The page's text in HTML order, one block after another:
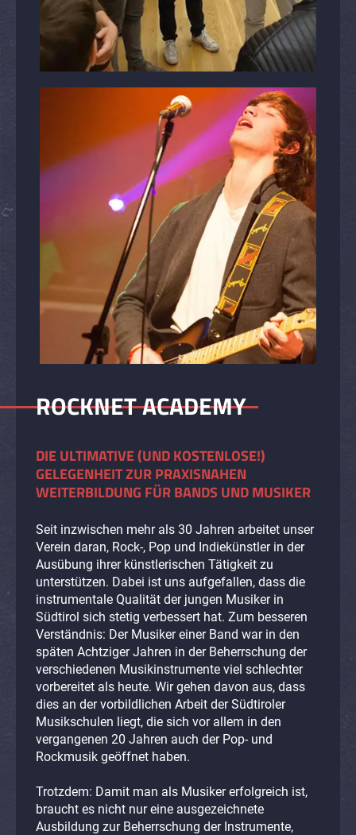
ROCKNET ACADEMY
DIE ULTIMATIVE (UND KOSTENLOSE!)
GELEGENHEIT ZUR PRAXISNAHEN
WEITERBILDUNG FÜR BANDS UND MUSIKER
Seit inzwischen mehr als 30 Jahren arbeitet unser
Verein daran, Rock-, Pop und Indiekünstler in der
Ausübung ihrer künstlerischen Tätigkeit zu
unterstützen. Dabei ist uns aufgefallen, dass die
instrumentale Qualität der jungen Musiker in
Südtirol sich stetig verbessert hat. Zum besseren
Verständnis: Der Musiker einer Band war in den
späten Achtziger Jahren in der Beherrschung der
verschiedenen Musikinstrumente viel schlechter
vorbereitet als heute. Wir gehen davon aus, dass
dies an der vorbildlichen Arbeit der Südtiroler
Musikschulen liegt, die sich vor allem in den
vergangenen 20 Jahren auch der Pop- und
Rockmusik geöffnet haben.
Trotzdem: Damit man als Musiker erfolgreich ist,
braucht es nicht nur eine ausgezeichnete
Ausbildung zur Beherrschung der Instrumente,